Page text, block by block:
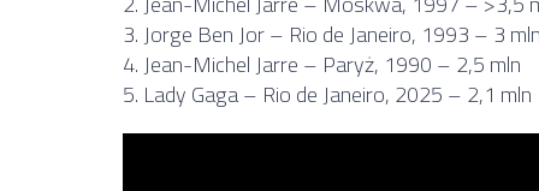
3. Jorge Ben Jor – Rio de Janeiro, 1993 – 3 mln
4. Jean-Michel Jarre – Paryż, 1990 – 2,5 mln
5. Lady Gaga – Rio de Janeiro, 2025 – 2,1 mln